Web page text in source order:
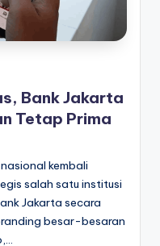
Bank Jakarta
Tetap Prima
kembali
salah satu institusi
Jakarta secara
besar-besaran